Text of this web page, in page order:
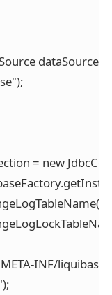
dataSource) {
= new
INF/